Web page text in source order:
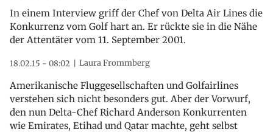
In einem Interview griff der Chef von Delta Air Lines die
Konkurrenz vom Golf hart an. Er rückte sie in die Nähe
der Attentäter vom 11. September 2001.
18.02.15 - 08:02 Laura Frommberg
Amerikanische Fluggesellschaften und Golfairlines
verstehen sich nicht besonders gut. Aber der Vorwurf,
den nun Delta-Chef Richard Anderson Konkurrenten
wie Emirates, Etihad und Qatar machte, geht selbst